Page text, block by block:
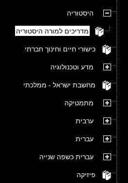
היסטוריה
מדריכים למורה היסטוריה
כישורי חיים וחינוך חברתי
מדע וטכנולוגיה
מחשבת ישראל - ממלכתי
מתמטיקה
ערבית
עברית
עברית כשפה שנייה
פיזיקה